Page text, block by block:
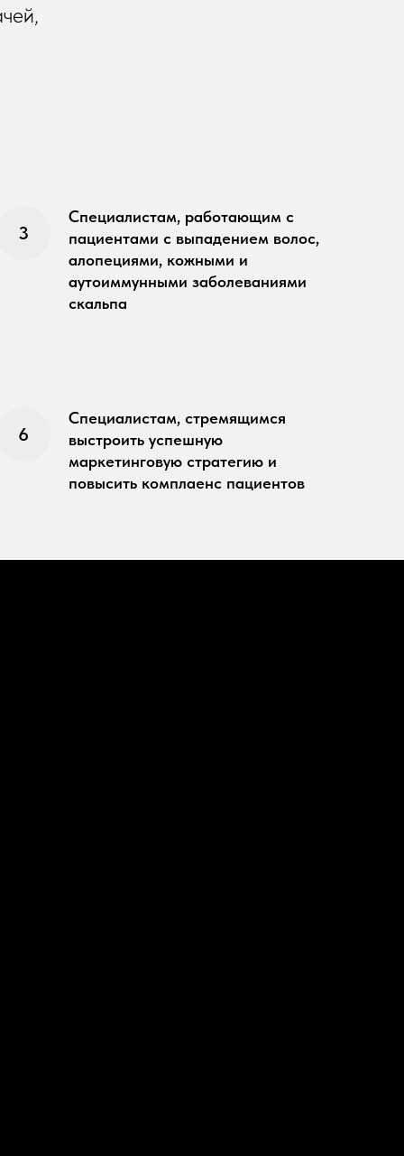
Специалистам, работающим с
пациентами с выпадением волос,
алопециями, кожными и
аутоиммунными заболеваниями
скальпа
Специалистам, стремящимся
выстроить успешную
маркетинговую стратегию и
повысить комплаенс пациентов